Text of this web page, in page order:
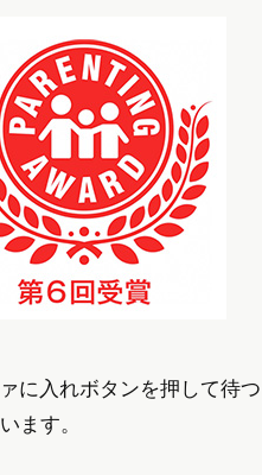
に入れボタンを押して待つ
ます。